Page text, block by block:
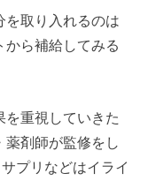
を取り入れるのは
から補給してみる
を重視していきた
薬剤師が監修をし
サプリなどはイライ